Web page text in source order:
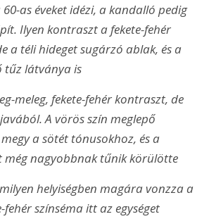
60-as éveket idézi, a kandalló pedig
Ilyen kontraszt a fekete-fehér
a téli hideget sugárzó ablak, és a
tűz látványa is
meleg, fekete-fehér kontraszt, de
A vörös szín meglepő
a sötét tónusokhoz, és a
még nagyobbnak tűnik körülötte
helyiségben magára vonzza a
fehér színséma itt az egységet